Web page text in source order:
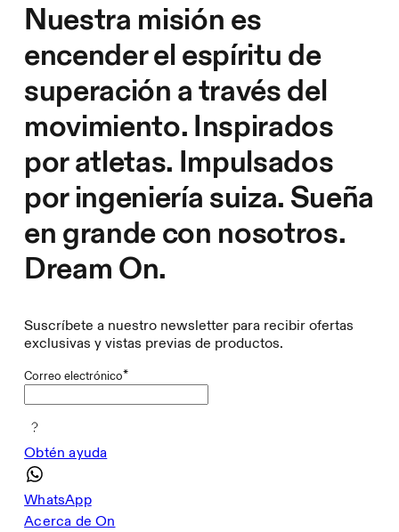
Nuestra misión es
encender el espíritu de
superación a través del
movimiento. Inspirados
por atletas. Impulsados
por ingeniería suiza. Sueña
en grande con nosotros.
Dream On.
Suscríbete a nuestro newsletter para recibir ofertas
exclusivas y vistas previas de productos.
Correo electrónico*
Obtén ayuda
WhatsApp
Acerca de On